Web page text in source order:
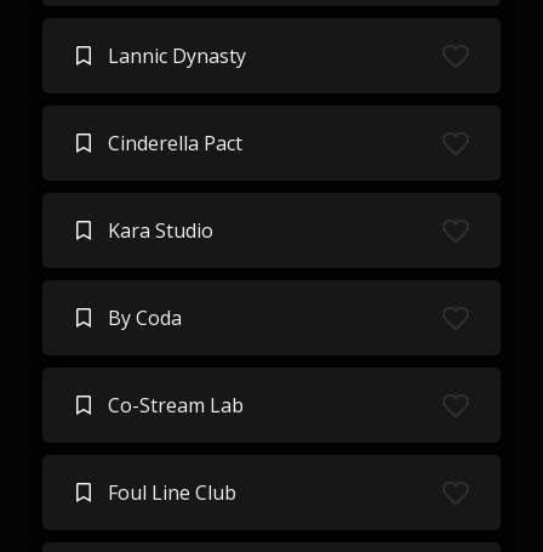
Lannic Dynasty
Cinderella Pact
Kara Studio
By Coda
Co-Stream Lab
Foul Line Club